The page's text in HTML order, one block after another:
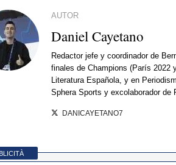
AUTOR
Daniel Cayetano
Redactor jefe y coordinador de
finales de Champions (París 2022
Literatura Española, y en
Sphera Sports y excolaborador de
DANICAYETANO7